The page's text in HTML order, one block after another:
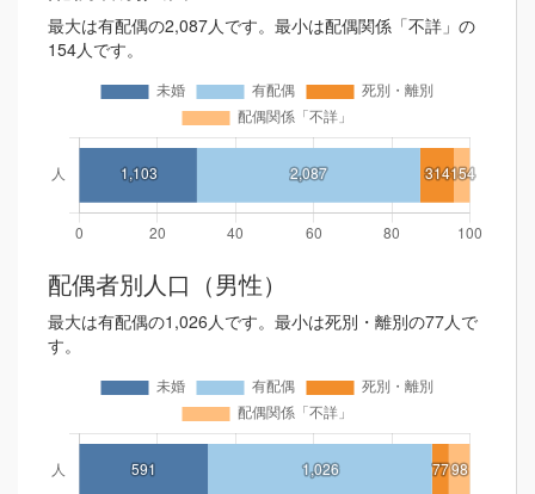
最大は有配偶の2,087人です。最小は配偶関係「不詳」の
154人です。
配偶者別人口（男性）
最大は有配偶の1,026人です。最小は死別・離別の77人で
す。